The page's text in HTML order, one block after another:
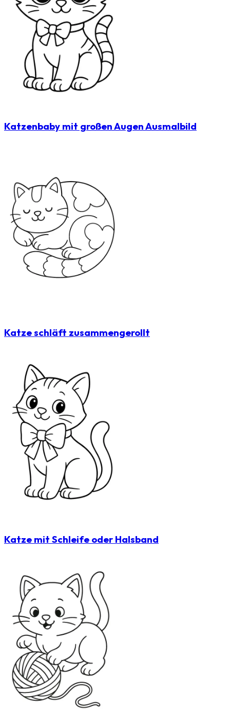
Katzenbaby mit großen Augen Ausmalbild
Katze schläft zusammengerollt
Katze mit Schleife oder Halsband